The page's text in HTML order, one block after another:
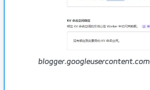
blogger.googleusercontent.com